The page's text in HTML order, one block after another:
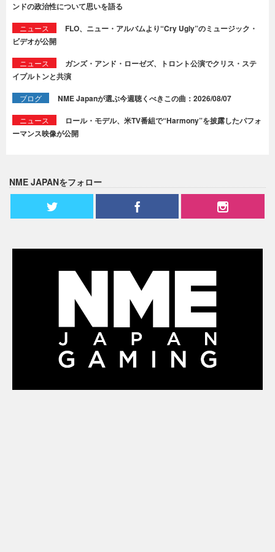
ンドの政治性について思いを語る
ニュース
FLO、ニュー・アルバムより“Cry Ugly”のミュージック・
ビデオが公開
ニュース
ガンズ・アンド・ローゼズ、トロント公演でクリス・ステ
イプルトンと共演
ブログ NME Japanが選ぶ今週聴くべきこの曲：2026/08/07
ニュース
ロール・モデル、米TV番組で“Harmony”を披露したパフォ
ーマンス映像が公開
NME JAPANをフォロー